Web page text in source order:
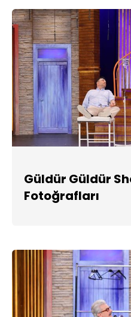
Güldür Güldür
Fotoğrafları